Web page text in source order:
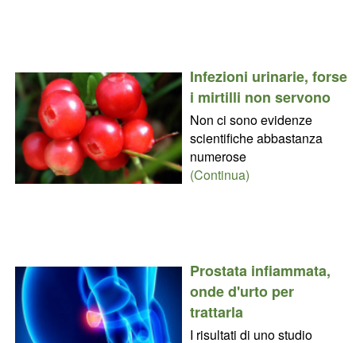
Infezioni urinarie, forse
i mirtilli non servono
Non ci sono evidenze
scientifiche abbastanza
numerose
(Continua)
Prostata infiammata,
onde d'urto per
trattarla
I risultati di uno studio